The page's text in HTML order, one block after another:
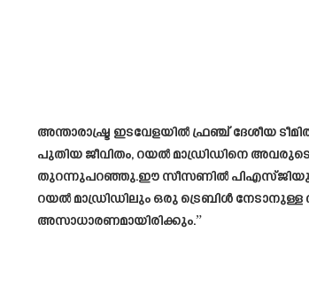
അന്താരാഷ്ട്ര ഇടവേളയിൽ ഫ്രഞ്ച് ദേശീയ
പുതിയ ജീവിതം, റയൽ മാഡ്രിഡിനെ
തുറന്നുപറഞ്ഞു.ഈ സീസണിൽ പി‌എസ്‌ജിയുടെ
റയൽ മാഡ്രിഡിലും ഒരു ട്രെബിൾ
അസാധാരണമായിരിക്കും.”